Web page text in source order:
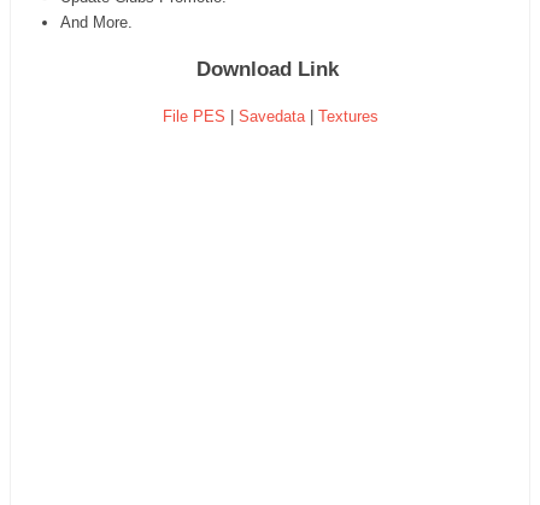
And More.
Download Link
File PES Savedata| Textures